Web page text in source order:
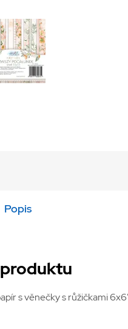
Popis
s věnečky s růžičkami